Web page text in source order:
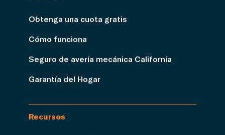
Obtenga una cuota gratis
Cómo funciona
Seguro de avería mecánica California
Garantía del Hogar
Recursos